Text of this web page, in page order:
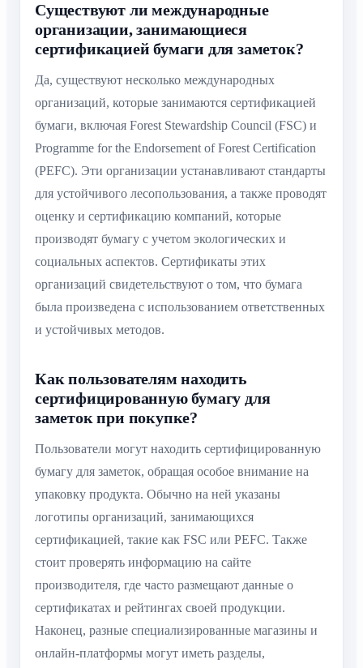
Существуют ли международные
организации, занимающиеся
сертификацией бумаги для заметок?
Да, существуют несколько международных
организаций, которые занимаются сертификацией
бумаги, включая Forest Stewardship Council (FSC) и
Programme for the Endorsement of Forest Certification
(PEFC). Эти организации устанавливают стандарты
для устойчивого лесопользования, а также проводят
оценку и сертификацию компаний, которые
производят бумагу с учетом экологических и
социальных аспектов. Сертификаты этих
организаций свидетельствуют о том, что бумага
была произведена с использованием ответственных
и устойчивых методов.
Как пользователям находить
сертифицированную бумагу для
заметок при покупке?
Пользователи могут находить сертифицированную
бумагу для заметок, обращая особое внимание на
упаковку продукта. Обычно на ней указаны
логотипы организаций, занимающихся
сертификацией, такие как FSC или PEFC. Также
стоит проверять информацию на сайте
производителя, где часто размещают данные о
сертификатах и рейтингах своей продукции.
Наконец, разные специализированные магазины и
онлайн-платформы могут иметь разделы,